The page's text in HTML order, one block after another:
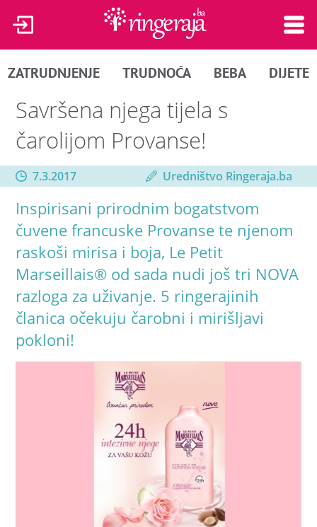
ZATRUDNJENJE TRUDNOĆA BEBA DIJETE
Savršena njega tijela s
čarolijom Provanse!
7.3.2017 Uredništvo Ringeraja.ba
Inspirisani prirodnim bogatstvom
čuvene francuske Provanse te njenom
raskoši mirisa i boja, Le Petit
Marseillais® od sada nudi još tri NOVA
razloga za uživanje. 5 ringerajinih
članica očekuju čarobni i mirišljavi
pokloni!